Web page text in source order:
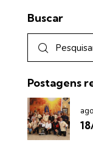
Buscar
Postagens